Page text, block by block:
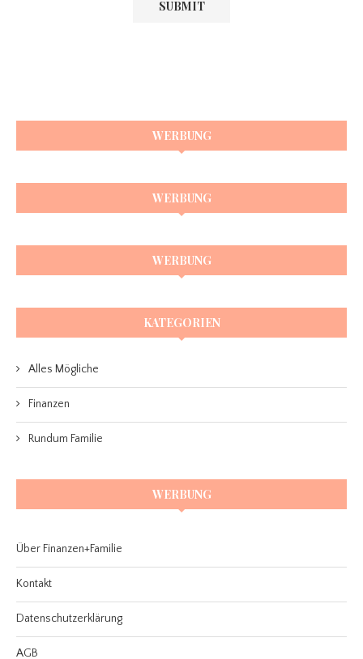
WERBUNG
WERBUNG
WERBUNG
KATEGORIEN
Alles Mögliche
Finanzen
Rundum Familie
WERBUNG
Über Finanzen+Familie
Kontakt
Datenschutzerklärung
AGB